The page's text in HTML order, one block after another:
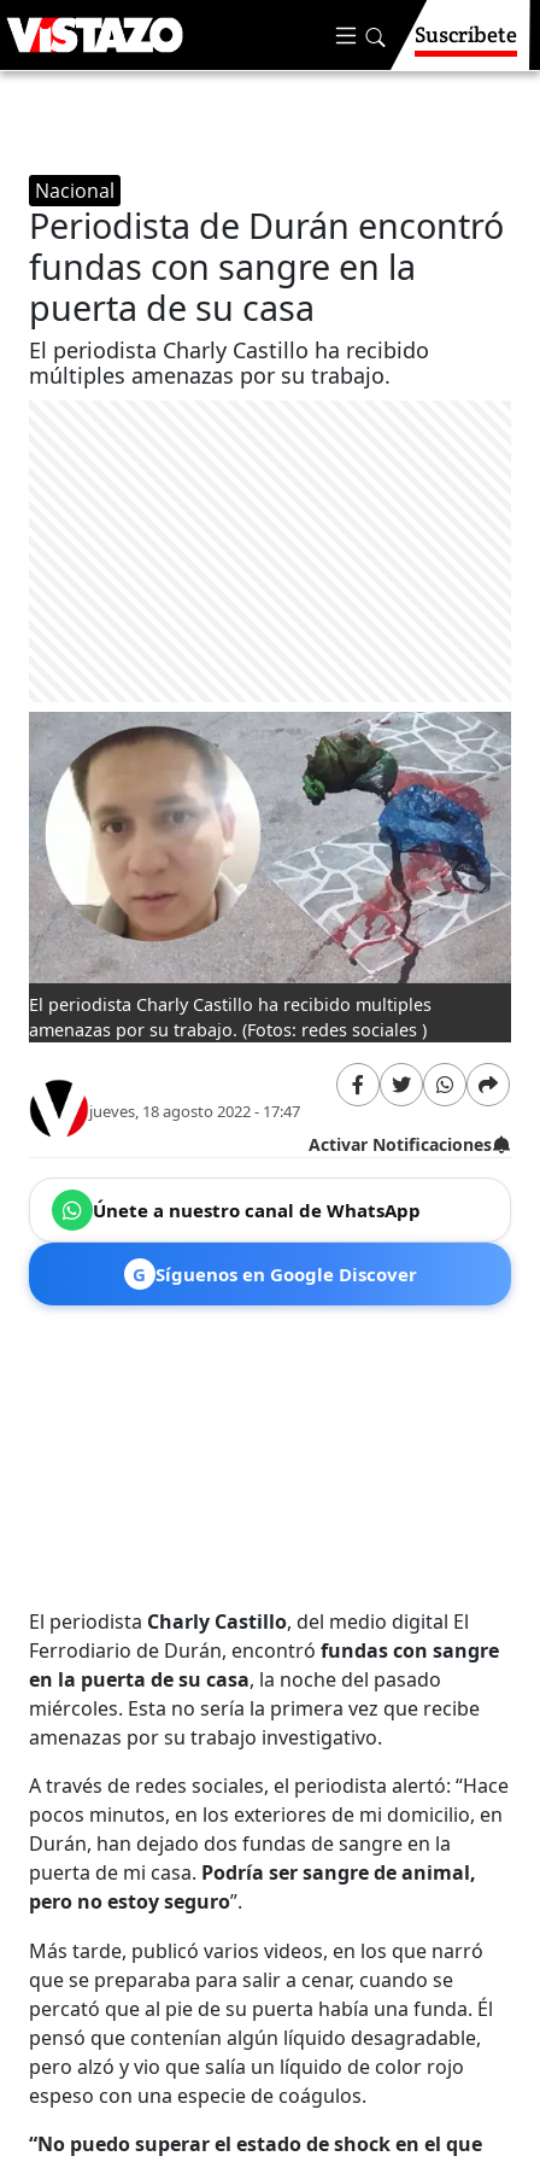
Suscríbete
Nacional
Periodista de Durán encontró
fundas con sangre en la
puerta de su casa
El periodista Charly Castillo ha recibido
múltiples amenazas por su trabajo.
El periodista Charly Castillo ha recibido multiples
amenazas por su trabajo. (Fotos: redes sociales )
jueves, 18 agosto 2022 - 17:47
Activar Notificaciones
Únete a nuestro canal de WhatsApp
G Síguenos en Google Discover
El periodista Charly Castillo, del medio digital El
Ferrodiario de Durán, encontrófundas con sangre
en la puerta de su casa, la noche del pasado
miércoles. Esta no sería la primera vez que recibe
amenazas por su trabajo investigativo.
A través de redes sociales, el periodista alertó: “Hace
pocos minutos, en los exteriores de mi domicilio, en
Durán, han dejado dos fundas de sangre en la
puerta de mi casa. Podría ser sangre de animal,
pero no estoy seguro”.
Más tarde, publicó varios videos, en los que narró
que se preparaba para salir a cenar, cuando se
percató que al pie de su puerta había una funda. Él
pensó que contenían algún líquido desagradable,
pero alzó y vio que salía un líquido de color rojo
espeso con una especie de coágulos.
“No puedo superar el estado de shock en el que